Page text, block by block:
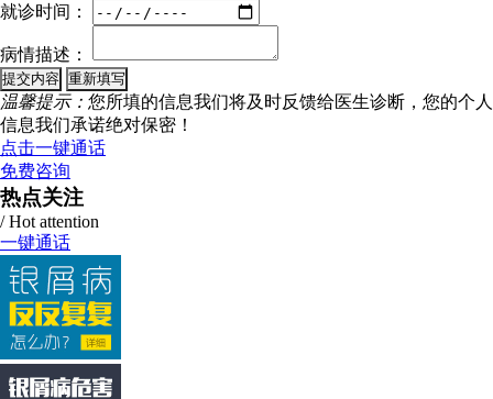
就诊时间：
病情描述：
温馨提示： 您所填的信息我们将及时反馈给医生诊断，您的个人
信息我们承诺绝对保密！
点击一键通话
免费咨询
热点关注
/ Hot attention
一键通话